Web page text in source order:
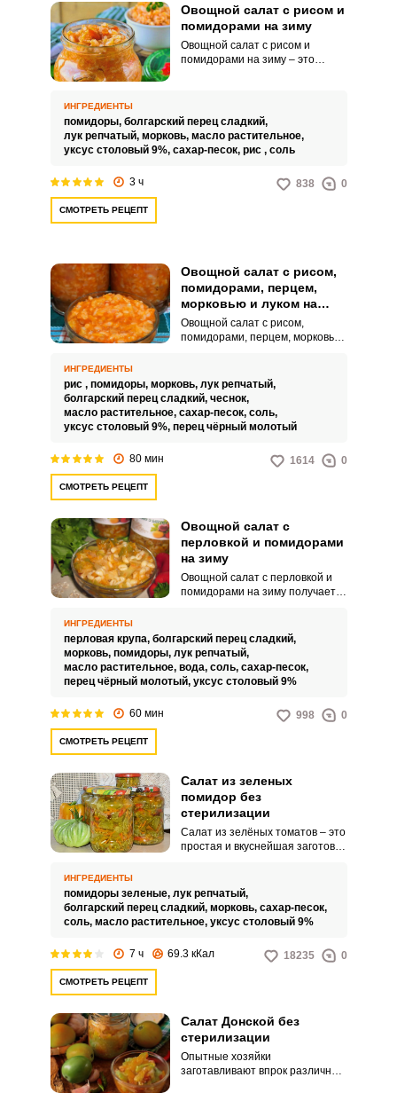
Овощной салат с рисом и
помидорами на зиму
Овощной салат с рисом и
помидорами на зиму – это
овощей, таких как лук, морковь и
перец. Такой салат отличается
насыщенным вкусом и
ароматом, и его можно подавать
использовать в качестве
держите его на среднем огне,
чтобы он приобрел золотистый
оттенок, но не пережарился, это
добавит аромат и сладость
салату.После добавления риса
убедитесь, что огонь
ингредиенты хорошо
пропитались друг другом.
ИНГРЕДИЕНТЫ
помидоры, болгарский перец сладкий,
лук репчатый, морковь, масло растительное,
уксус столовый 9%, сахар-песок, рис , соль
3 ч 838 0
СМОТРЕТЬ РЕЦЕПТ
Овощной салат с рисом,
помидорами, перцем,
морковью и луком на
зиму
Овощной салат с рисом,
помидорами, перцем, морковью
вкусное и полезное блюдо,
которое можно быстро
разогреть и съесть в любое
время. Такой салат можно
мясным или рыбным блюдам, а
также подавать как закуску к
по ингредиентам:Болгарский
перец выбирайте крепкий и
упругий, без пятен и
повреждений на кожуре.
ИНГРЕДИЕНТЫ
рис , помидоры, морковь, лук репчатый,
болгарский перец сладкий, чеснок,
масло растительное, сахар-песок, соль,
уксус столовый 9%, перец чёрный молотый
80 мин 1614 0
СМОТРЕТЬ РЕЦЕПТ
Овощной салат с
перловкой и помидорами
на зиму
Овощной салат с перловкой и
помидорами на зиму получается
Такая оригинальная заготовка
послужит гарниром для ваших
горячих блюд.
ИНГРЕДИЕНТЫ
перловая крупа, болгарский перец сладкий,
морковь, помидоры, лук репчатый,
масло растительное, вода, соль, сахар-песок,
перец чёрный молотый, уксус столовый 9%
60 мин 998 0
СМОТРЕТЬ РЕЦЕПТ
Салат из зеленых
помидор без
стерилизации
Салат из зелёных томатов – это
простая и вкуснейшая заготовка
ИНГРЕДИЕНТЫ
помидоры зеленые, лук репчатый,
болгарский перец сладкий, морковь, сахар-песок,
соль, масло растительное, уксус столовый 9%
7 ч 69.3 кКал 18235 0
СМОТРЕТЬ РЕЦЕПТ
Салат Донской без
стерилизации
Опытные хозяйки
заготавливают впрок различные